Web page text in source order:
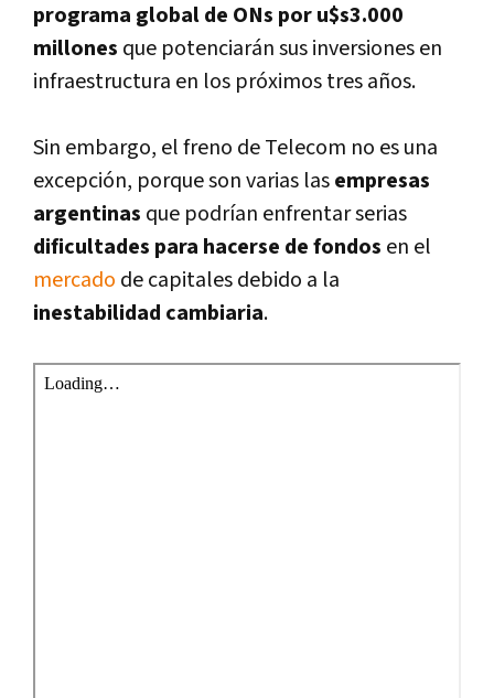
programa global de ONs por u$s3.000
millones que potenciarán sus inversiones en
infraestructura en los próximos tres años.
Sin embargo, el freno de Telecom no es una
excepción, porque son varias lasempresas
argentinas que podrí­an enfrentar serias
dificultades para hacerse de fondos en el
mercado de capitales debido a la
inestabilidad cambiaria.